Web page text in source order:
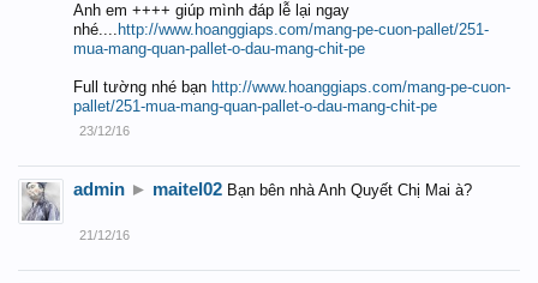
Anh em ++++ giúp mình đáp lễ lại ngay
nhé.... http://www.hoanggiaps.com/mang-pe-cuon-pallet/251-
mua-mang-quan-pallet-o-dau-mang-chit-pe
Full tường nhé bạn http://www.hoanggiaps.com/mang-pe-cuon-
pallet/251-mua-mang-quan-pallet-o-dau-mang-chit-pe
23/12/16
admin ► maitel02 Bạn bên nhà Anh Quyết Chị Mai à?
21/12/16